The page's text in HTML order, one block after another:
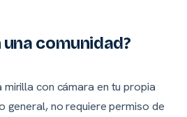
una comunidad?
mirilla con cámara en tu propia
general, no requiere permiso de